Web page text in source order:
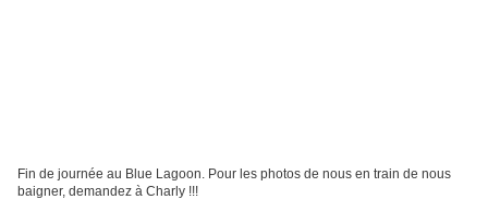
Fin de journée au Blue Lagoon. Pour les photos de nous en train de nous
baigner, demandez à Charly !!!